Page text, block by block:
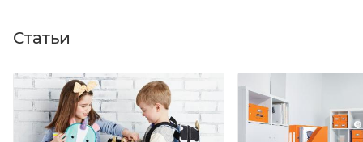
Статьи